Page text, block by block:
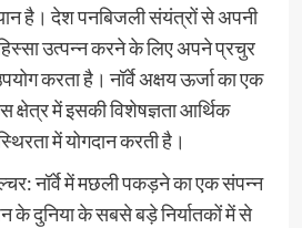
है। देश पनबिजली संयंत्रों से अपनी
उत्पन्न करने के लिए अपने प्रचुर
करता है। नॉर्वे अक्षय ऊर्जा का एक
क्षेत्र में इसकी विशेषज्ञता आर्थिक
में योगदान करती है।
नॉर्वे में मछली पकड़ने का एक संपन्न
के दुनिया के सबसे बड़े निर्यातकों में से